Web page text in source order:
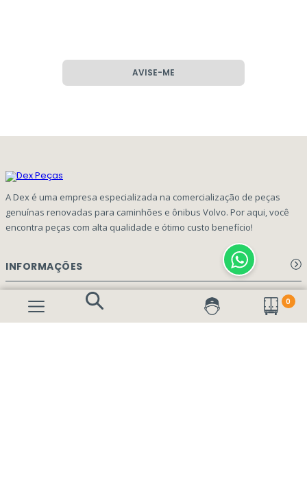
0
AVISE-ME
A Dex é uma empresa especializada na comercialização de peças
genuínas renovadas para caminhões e ônibus Volvo. Por aqui, você
encontra peças com alta qualidade e ótimo custo benefício!
INFORMAÇÕES
Aviso de privacidade Dex Peças
Termos e condições
A EMPRESA